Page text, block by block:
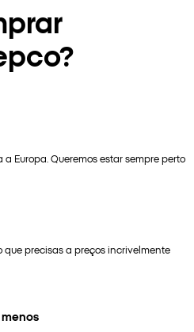
a Europa. Queremos estar sempre perto
que precisas a preços incrivelmente